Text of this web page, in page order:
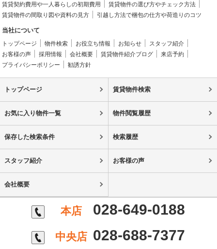
賃貸契約費用や一人暮らしの初期費用
賃貸物件の選び方やチェック方法
賃貸物件の間取り図や資料の見方
引越し方法で梱包の仕方や荷造りのコツ
当社について
トップページ 物件検索 お役立ち情報 お知らせ
スタッフ紹介
お客様の声
採用情報 会社概要 賃貸物件紹介ブログ
来店予約
プライバシーポリシー
勧誘方針
トップページ 賃貸物件検索
お気に入り物件一覧 物件閲覧履歴
保存した検索条件 検索履歴
スタッフ紹介 お客様の声
会社概要
本店 028-649-0188
中央店 028-688-7377